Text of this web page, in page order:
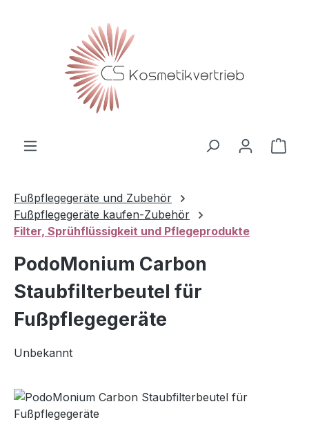
Fußpflegegeräte und Zubehör
Fußpflegegeräte kaufen-Zubehör
Filter, Sprühflüssigkeit und Pflegeprodukte
PodoMonium Carbon
Staubfilterbeutel für
Fußpflegegeräte
Unbekannt
Bildergalerie überspringen